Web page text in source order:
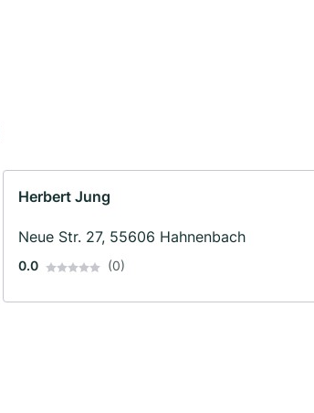
Herbert Jung
Neue Str. 27, 55606 Hahnenbach
0.0 (0)